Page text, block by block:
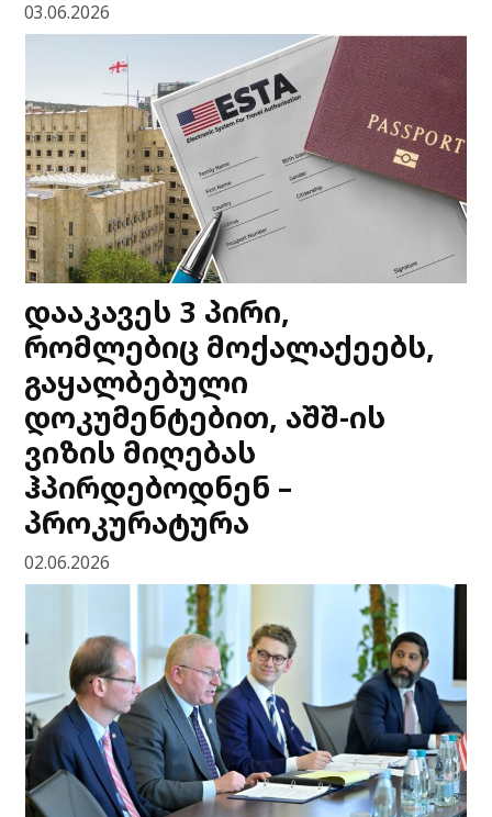
03.06.2026
დააკავეს 3 პირი,
რომლებიც მოქალაქეებს,
გაყალბებული
დოკუმენტებით, აშშ-ის
ვიზის მიღებას
ჰპირდებოდნენ –
პროკურატურა
02.06.2026